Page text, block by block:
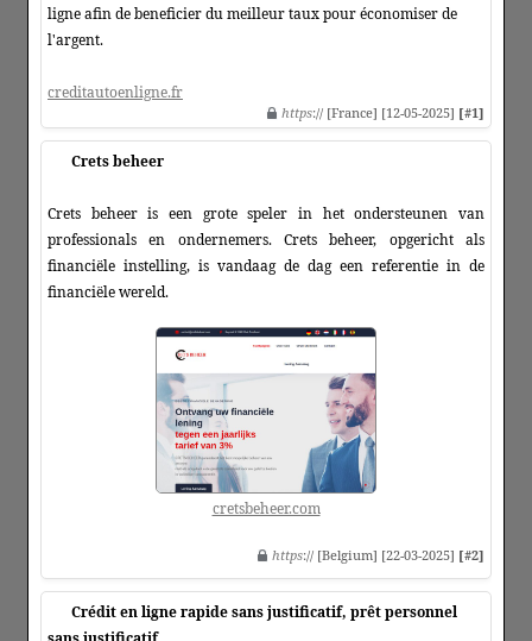
ligne afin de beneficier du meilleur taux pour économiser de
l'argent.
creditautoenligne.fr
https:// [France] [12-05-2025] [#1]
Crets beheer
Crets beheer is een grote speler in het ondersteunen van
professionals en ondernemers. Crets beheer, opgericht als
financiële instelling, is vandaag de dag een referentie in de
financiële wereld.
cretsbeheer.com
https:// [Belgium] [22-03-2025] [#2]
Crédit en ligne rapide sans justificatif, prêt personnel